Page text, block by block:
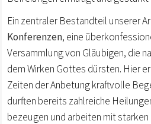
Ein zentraler Bestandteil unserer
Konferenzen, eine
Versammlung von Gläubigen, die
dem Wirken Gottes dürsten. Hier
Zeiten der Anbetung kraftvolle
durften bereits zahlreiche
bezeugen und arbeiten mit